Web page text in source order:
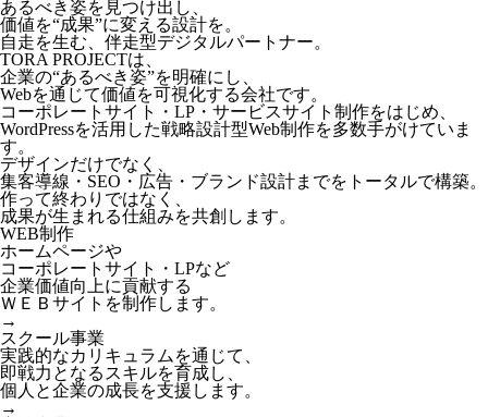
あるべき姿を見つけ出し、
価値を“成果”に変える設計を。
自走を生む、伴走型デジタルパートナー。
TORA PROJECTは、
企業の“あるべき姿”を明確にし、
Webを通じて価値を可視化する会社です。
コーポレートサイト・LP・サービスサイト制作をはじめ、
WordPressを活用した戦略設計型Web制作を多数手がけていま
す。
デザインだけでなく、
集客導線・SEO・広告・ブランド設計までをトータルで構築。
作って終わりではなく、
成果が生まれる仕組みを共創します。
WEB制作
ホームページや
コーポレートサイト・LPなど
企業価値向上に貢献する
ＷＥＢサイトを制作します。
→
スクール事業
実践的なカリキュラムを通じて、
即戦力となるスキルを育成し、
個人と企業の成長を支援します。
→